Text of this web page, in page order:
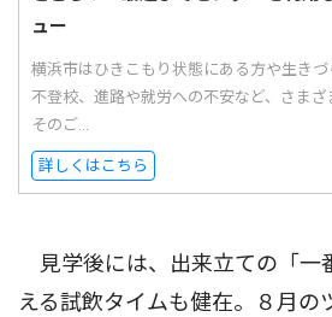
ュー
横浜市はひきこもり状態にある方や生きづ
不登校、進路や就労への不安など、さま
そのご...
詳しくはこちら
見学後には、出来立ての「一
える試飲タイムも健在。８月の